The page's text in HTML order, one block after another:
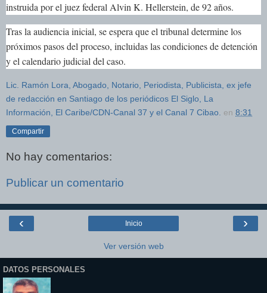
instruida por el juez federal Alvin K. Hellerstein, de 92 años.
Tras la audiencia inicial, se espera que el tribunal determine los
próximos pasos del proceso, incluidas las condiciones de detención
y el calendario judicial del caso.
Lic. Ramón Lora, Abogado, Notario, Periodista, Publicista, ex jefe
de redacción en Santiago de los periódicos El Siglo, La
Información, El Caribe/CDN-Canal 37 y el Canal 7 Cibao. en 8:31
Compartir
No hay comentarios:
Publicar un comentario
‹ ›
Inicio
Ver versión web
DATOS PERSONALES